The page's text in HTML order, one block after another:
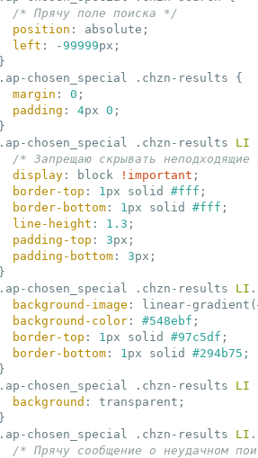
/* Прячу поле поиска */
position : absolute ;
left : -99999px ;
}
.ap-chosen_special
.chzn-results
{
margin : 0 ;
padding : 4px 0 ;
}
.ap-chosen_special
.chzn-results LI
/* Запрещаю скрывать
display : block !important ;
border-top : 1 px solid #fff ;
border-bottom : 1 px solid #fff ;
line-height : 1.3 ;
padding-top : 3px ;
padding-bottom : 3px ;
}
.ap-chosen_special
.chzn-results LI
background-image : linear-
background-color : #548ebf ;
border-top : 1 px solid #97c5df ;
border-bottom : 1 px solid #294b75 ;
}
.ap-chosen_special
.chzn-results LI
background : transparent ;
}
.ap-chosen_special
.chzn-results LI
/* Прячу сообщение о неудачном